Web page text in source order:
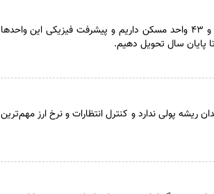
مدیرعامل شرکت عمران شهرهای جدید گفت: نزدیک به دو هزار و ۴۳ واحد مسکن داریم و پیشرفت فیزیکی این واحدها
ریشه پولی ندارد و کنترل انتظارات و نرخ ارز مهم‌ترین